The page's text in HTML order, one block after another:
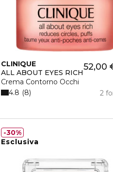
CLINIQUE
ALL ABOUT EYES RICH
Crema Contorno Occhi
52,00
2
4.8 8
Esclusiva
30%